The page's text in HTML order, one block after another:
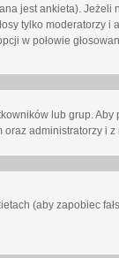
jest ankieta).
tylko
w połowie
lub grup.
administratorzy i
(aby zapobiec